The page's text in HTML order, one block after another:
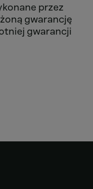
przez
gwarancję
gwarancji